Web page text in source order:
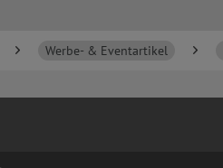
Werbe- & Eventartikel